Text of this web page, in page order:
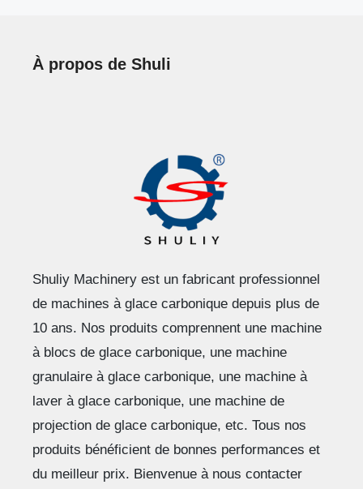
À propos de Shuli
Shuliy Machinery est un fabricant professionnel
de machines à glace carbonique depuis plus de
10 ans. Nos produits comprennent une machine
à blocs de glace carbonique, une machine
granulaire à glace carbonique, une machine à
laver à glace carbonique, une machine de
projection de glace carbonique, etc. Tous nos
produits bénéficient de bonnes performances et
du meilleur prix. Bienvenue à nous contacter